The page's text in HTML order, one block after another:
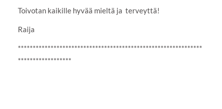
Toivotan kaikille hyvää mieltä ja terveyttä!
Raija
**************************************************************
******************